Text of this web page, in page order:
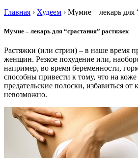
Главная › Худеем › Мумие – лекарь для
Мумие – лекарь для “срастания” растяжек
Растяжки (или стрии) – в наше время
женщин. Резкое похудение или,
например, во время беременности,
способны привести к тому, что на коже
предательские полоски, избавиться
невозможно.